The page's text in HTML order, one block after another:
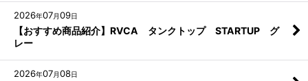
2026年07月09日
【おすすめ商品紹介】RVCA タンクトップ STARTUP グ
レー
2026年07月08日